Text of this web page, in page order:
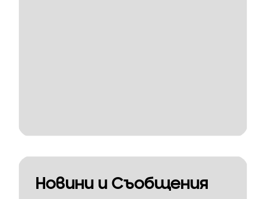
Новини и Съобщения